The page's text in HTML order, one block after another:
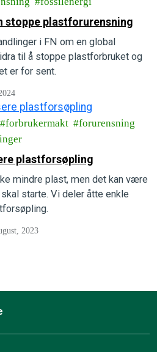
stoppe plastforurensning
i FN om en global
til å stoppe plastforbruket og
er for sent.
forbrukermakt
forurensning
plastforsøpling
mindre plast, men det kan være
starte. Vi deler åtte enkle
2023